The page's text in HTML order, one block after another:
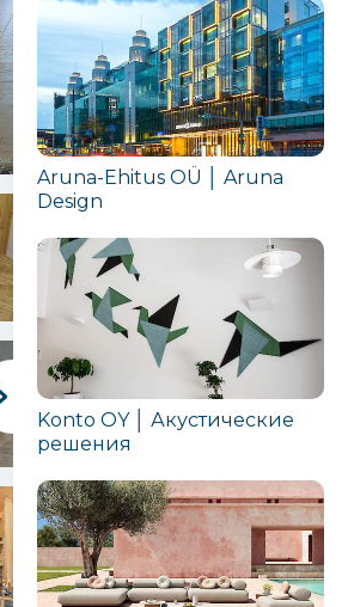
Aruna-Ehitus OÜ │ Aruna
Design
Konto OY │ Акустические
решения